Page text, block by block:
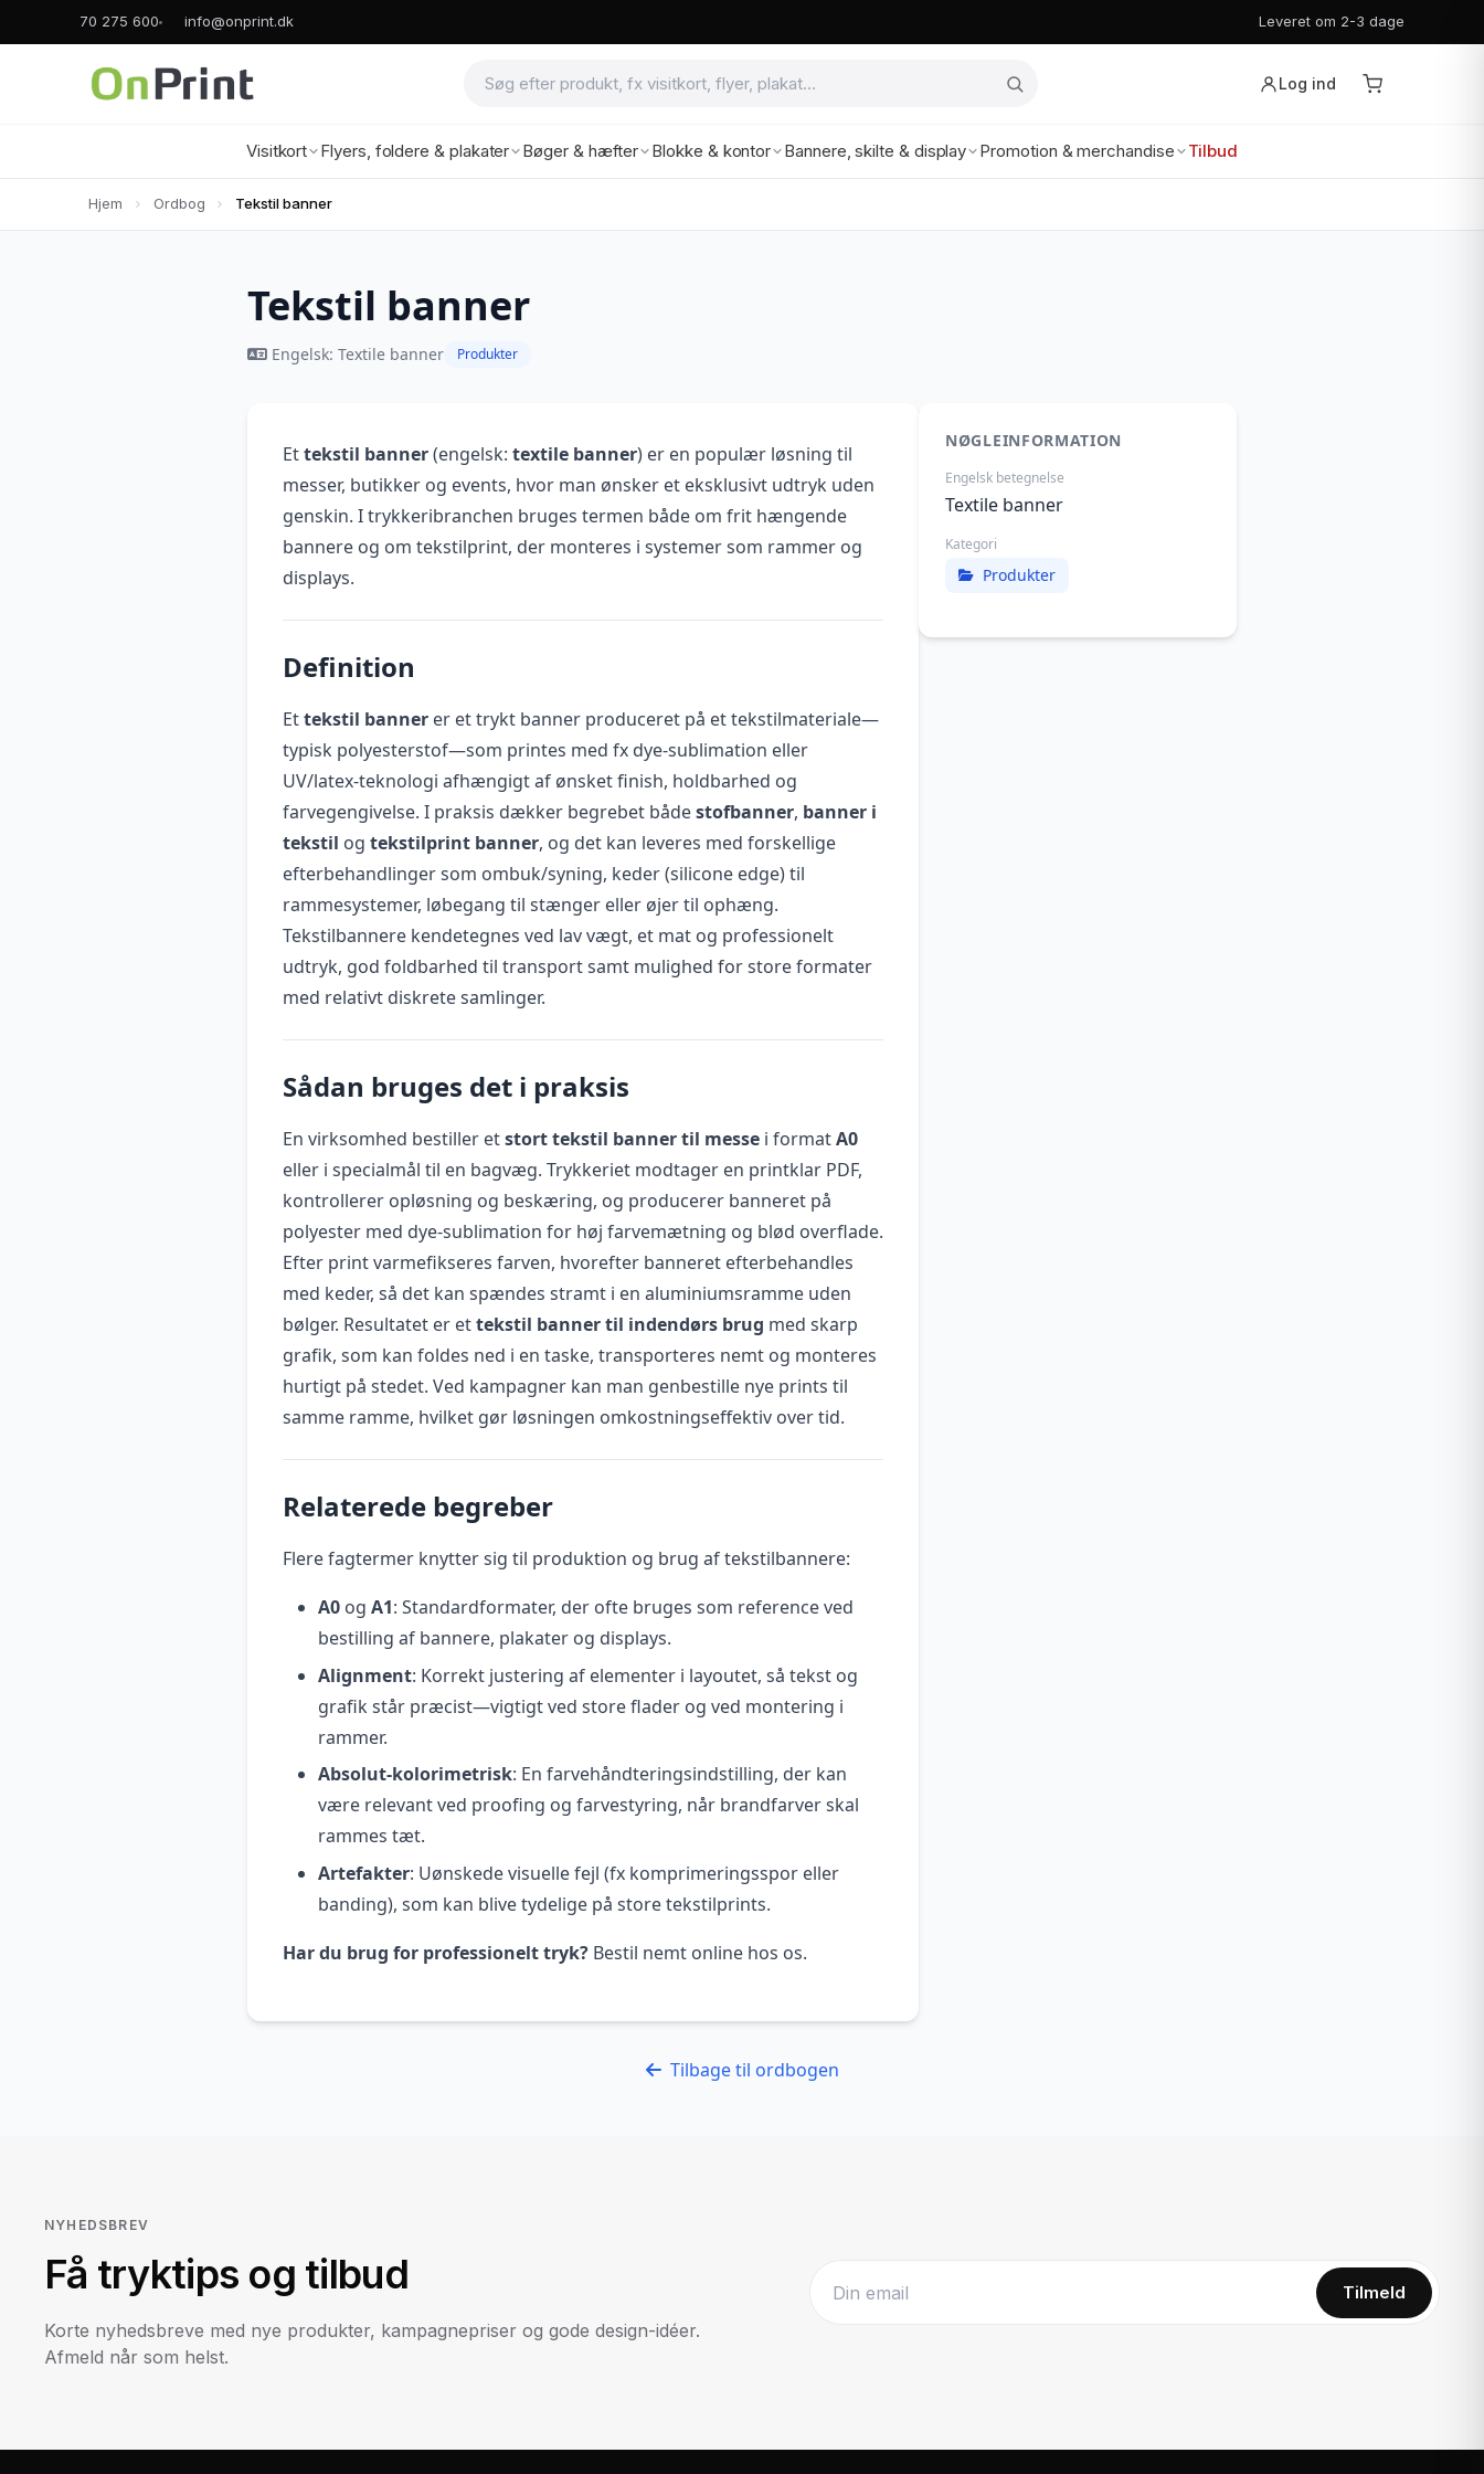
70 275 600 info@onprint.dk Leveret om 2-3 dage
Log ind
Visitkort Flyers, foldere & plakater Bøger & hæfter Blokke & kontor Bannere, skilte & display Promotion & merchandise Tilbud
Hjem Ordbog Tekstil banner
Tekstil banner
Engelsk: Textile banner Produkter
Ettekstil banner(engelsk: textile banner) er en populær løsning til
messer, butikker og events, hvor man ønsker et eksklusivt udtryk uden
genskin. I trykkeribranchen bruges termen både om frit hængende
bannere og om tekstilprint, der monteres i systemer som rammer og
displays.
Definition
Ettekstil banner er et trykt banner produceret på et tekstilmateriale—
typisk polyesterstof—som printes med fx dye-sublimation eller
UV/latex-teknologi afhængigt af ønsket finish, holdbarhed og
farvegengivelse. I praksis dækker begrebet bådestofbanner, banner i
tekstil og tekstilprint banner, og det kan leveres med forskellige
efterbehandlinger som ombuk/syning, keder (silicone edge) til
rammesystemer, løbegang til stænger eller øjer til ophæng.
Tekstilbannere kendetegnes ved lav vægt, et mat og professionelt
udtryk, god foldbarhed til transport samt mulighed for store formater
med relativt diskrete samlinger.
Sådan bruges det i praksis
En virksomhed bestiller etstort tekstil banner til messe i formatA0
eller i specialmål til en bagvæg. Trykkeriet modtager en printklar PDF,
kontrollerer opløsning og beskæring, og producerer banneret på
polyester med dye-sublimation for høj farvemætning og blød overflade.
Efter print varmefikseres farven, hvorefter banneret efterbehandles
med keder, så det kan spændes stramt i en aluminiumsramme uden
bølger. Resultatet er ettekstil banner til indendørs brug med skarp
grafik, som kan foldes ned i en taske, transporteres nemt og monteres
hurtigt på stedet. Ved kampagner kan man genbestille nye prints til
samme ramme, hvilket gør løsningen omkostningseffektiv over tid.
Relaterede begreber
Flere fagtermer knytter sig til produktion og brug af tekstilbannere:
A0 og A1: Standardformater, der ofte bruges som reference ved
bestilling af bannere, plakater og displays.
Alignment: Korrekt justering af elementer i layoutet, så tekst og
grafik står præcist—vigtigt ved store flader og ved montering i
rammer.
Absolut-kolorimetrisk: En farvehåndteringsindstilling, der kan
være relevant ved proofing og farvestyring, når brandfarver skal
rammes tæt.
Artefakter: Uønskede visuelle fejl (fx komprimeringsspor eller
banding), som kan blive tydelige på store tekstilprints.
Har du brug for professionelt tryk? Bestil nemt online hos os.
NØGLEINFORMATION
Engelsk betegnelse
Textile banner
Kategori
Produkter
Tilbage til ordbogen
NYHEDSBREV
Få tryktips og tilbud
Korte nyhedsbreve med nye produkter, kampagnepriser og gode design-idéer.
Afmeld når som helst.
Tilmeld